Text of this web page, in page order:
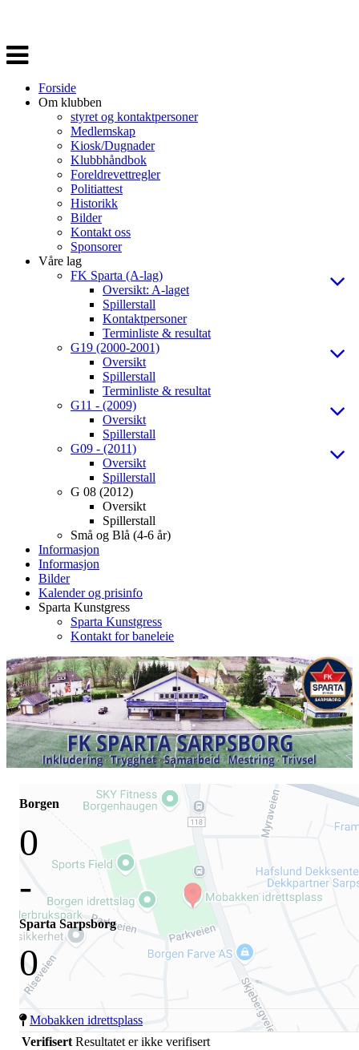
Veksle
navigasjon
Forside
Om klubben
styret og kontaktpersoner
Medlemskap
Kiosk/Dugnader
Klubbhåndbok
Foreldrevettregler
Politiattest
Historikk
Bilder
Kontakt oss
Sponsorer
Våre lag
FK Sparta (A-lag)
Oversikt: A-laget
Spillerstall
Kontaktpersoner
Terminliste & resultat
G19 (2000-2001)
Oversikt
Spillerstall
Terminliste & resultat
G11 - (2009)
Oversikt
Spillerstall
G09 - (2011)
Oversikt
Spillerstall
G 08 (2012)
Oversikt
Spillerstall
Små og Blå (4-6 år)
Informasjon
Informasjon
Bilder
Kalender og prisinfo
Sparta Kunstgress
Sparta Kunstgress
Kontakt for baneleie
Borgen
0
-
Sparta Sarpsborg
0
Mobakken idrettsplass
Verifisert Resultatet er ikke verifisert